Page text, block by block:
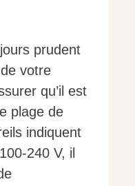
prudent
votre
qu’il est
plage de
indiquent
240 V, il